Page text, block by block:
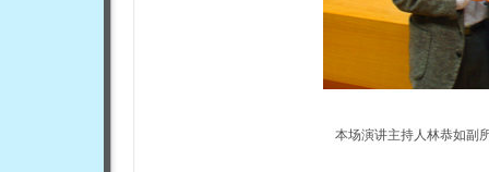
本场演讲主持人林恭如副